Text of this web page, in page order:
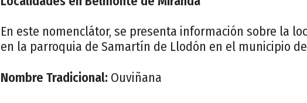
En este nomenclátor, se presenta información sobre la
en la parroquia de Samartín de Llodón en el municipio
Nombre Tradicional: Ouviñana